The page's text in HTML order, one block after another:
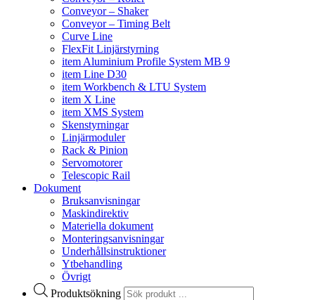
Conveyor – Shaker
Conveyor – Timing Belt
Curve Line
FlexFit Linjärstyrning
item Aluminium Profile System MB 9
item Line D30
item Workbench & LTU System
item X Line
item XMS System
Skenstyrningar
Linjärmoduler
Rack & Pinion
Servomotorer
Telescopic Rail
Dokument
Bruksanvisningar
Maskindirektiv
Materiella dokument
Monteringsanvisningar
Underhållsinstruktioner
Ytbehandling
Övrigt
Produktsökning